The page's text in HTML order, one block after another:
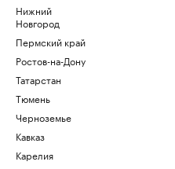
Нижний
Новгород
Пермский край
Ростов-на-Дону
Татарстан
Тюмень
Черноземье
Кавказ
Карелия